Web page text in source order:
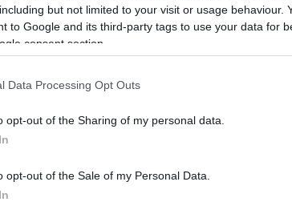
but not limited to your visit or usage behaviour.
to Google and its third-party tags to use your data for
consent section.
Data Processing Opt Outs
opt-out of the Sharing of my personal data.
opt-out of the Sale of my Personal Data.
και κατασχέθηκαν:
δικογραφία από το Τμήμα Δίωξης και
Εισαγγελέα.
σε ανοιχτή γραμμή με τον